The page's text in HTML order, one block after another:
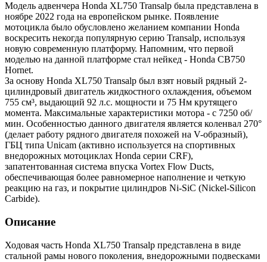
Модель адвенчера Honda XL750 Transalp была представлена в
ноябре 2022 года на европейском рынке. Появление
мотоцикла было обусловлено желанием компании Honda
воскресить некогда популярную серию Transalp, используя
новую современную платформу. Напомним, что первой
моделью на данной платформе стал нейкед - Honda CB750
Hornet.
За основу Honda XL750 Transalp был взят новый рядный 2-
цилиндровый двигатель жидкостного охлаждения, объемом
755 см³, выдающий 92 л.с. мощности и 75 Нм крутящего
момента. Максимальные характеристики мотора - с 7250 об/
мин. Особенностью данного двигателя является коленвал 270°
(делает работу рядного двигателя похожей на V-образный),
ГБЦ типа Unicam (активно используется на спортивных
внедорожных мотоциклах Honda серии CRF),
запатентованная система впуска Vortex Flow Ducts,
обеспечивающая более равномерное наполнение и четкую
реакцию на газ, и покрытие цилиндров Ni-SiC (Nickel-Silicon
Carbide).
Описание
Ходовая часть Honda XL750 Transalp представлена в виде
стальной рамы нового поколения, внедорожными подвесками